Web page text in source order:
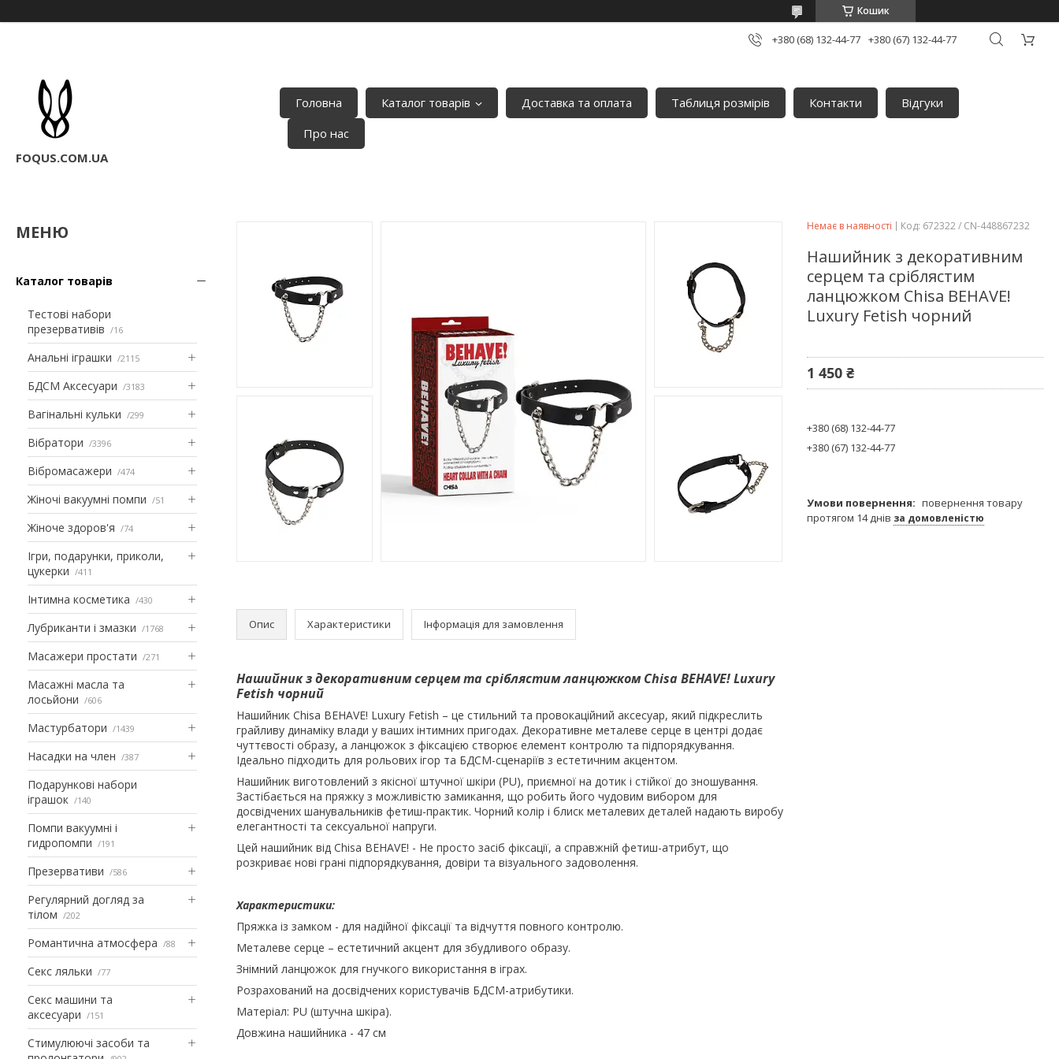
Кошик
+380 (68) 132-44-77 +380 (67) 132-44-77
FOQUS.COM.UA
Головна Каталог товарів Доставка та оплата Таблиця розмірів Контакти
Відгуки
Про нас
Каталог товарів
Тестові набори
презервативів
16
Анальні іграшки 2115
БДСМ Аксесуари 3183
Вагінальні кульки 299
Вібратори 3396
Вібромасажери 474
Жіночі вакуумні помпи 51
Жіноче здоров'я 74
Ігри, подарунки, приколи,
цукерки
411
Інтимна косметика 430
Лубриканти і змазки 1768
Масажери простати 271
Масажні масла та
лосьйони
606
Мастурбатори 1439
Насадки на член 387
Подарункові набори
іграшок
140
Помпи вакуумні і
гидропомпи
191
Презервативи 586
Регулярний догляд за
тілом
202
Романтична атмосфера 88
Секс ляльки 77
Секс машини та
аксесуари
151
Стимулюючі засоби та
Опис Характеристики Інформація для замовлення
Нашийник з декоративним серцем та сріблястим ланцюжком Chisa BEHAVE! Luxury
Fetish чорний
Нашийник Chisa BEHAVE! Luxury Fetish – це стильний та провокаційний аксесуар, який підкреслить
грайливу динаміку влади у ваших інтимних пригодах. Декоративне металеве серце в центрі додає
чуттєвості образу, а ланцюжок з фіксацією створює елемент контролю та підпорядкування.
Ідеально підходить для рольових ігор та БДСМ-сценаріїв з естетичним акцентом.
Нашийник виготовлений з якісної штучної шкіри (PU), приємної на дотик і стійкої до зношування.
Застібається на пряжку з можливістю замикання, що робить його чудовим вибором для
досвідчених шанувальників фетиш-практик. Чорний колір і блиск металевих деталей надають виробу
елегантності та сексуальної напруги.
Цей нашийник від Chisa BEHAVE! - Не просто засіб фіксації, а справжній фетиш-атрибут, що
розкриває нові грані підпорядкування, довіри та візуального задоволення.
Характеристики:
Пряжка із замком - для надійної фіксації та відчуття повного контролю.
Металеве серце – естетичний акцент для збудливого образу.
Знімний ланцюжок для гнучкого використання в іграх.
Розрахований на досвідчених користувачів БДСМ-атрибутики.
Матеріал: PU (штучна шкіра).
Довжина нашийника - 47 см
Немає в наявності Код: 672322 / CN-448867232
Нашийник з декоративним
серцем та сріблястим
ланцюжком Chisa BEHAVE!
Luxury Fetish чорний
1 450 ₴
+380 (68) 132-44-77
+380 (67) 132-44-77
повернення товару
протягом 14 днів за домовленістю